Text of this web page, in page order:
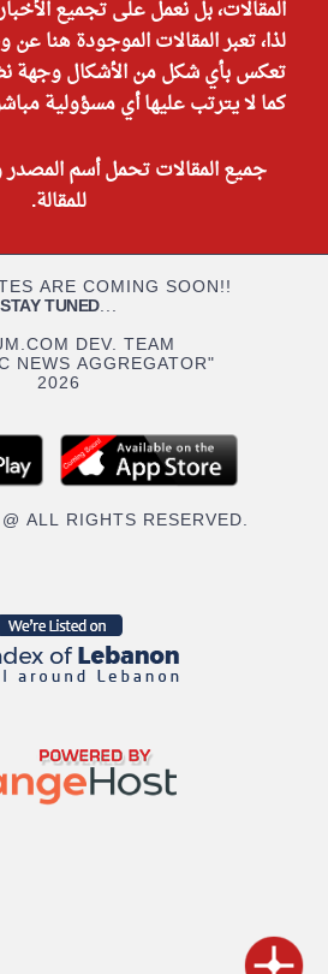
المقالات، بل نعمل على تجميع
لذا، تعبر المقالات الموجودة هنا عن
تعكس بأي شكل من الأشكال وجهة
كما لا يترتب عليها أي مسؤولية
جميع المقالات تحمل أسم المصدر
للمقالة.
ARE COMING SOON!!
STAY TUNED...
DEV. TEAM
NEWS AGGREGATOR"
2026
ALL RIGHTS RESERVED.